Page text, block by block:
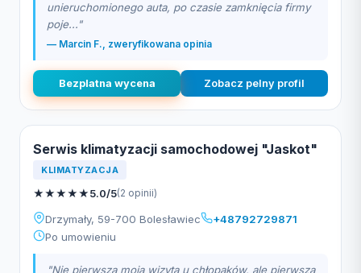
unieruchomionego auta, po czasie zamknięcia firmy
poje..."
— Marcin F., zweryfikowana opinia
Bezplatna wycena Zobacz pelny profil
Serwis klimatyzacji samochodowej "Jaskot"
KLIMATYZACJA
★★★★★5.0/5(2 opinii)
Drzymały, 59-700 Bolesławiec
+48792729871
Po umowieniu
"Nie pierwsza moja wizyta u chłopaków, ale pierwsza